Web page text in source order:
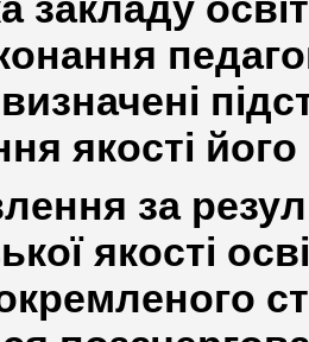
якості його
за
якості